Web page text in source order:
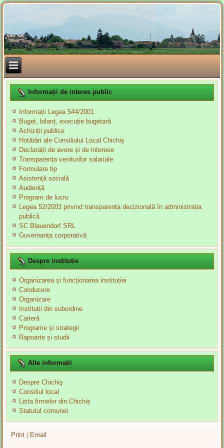
Informații de interes public
Informații Legea 544/2001
Buget, bilanț, execuție bugetară
Achiziții publice
Hotărâri ale Consiliului Local Chichiș
Declarații de avere și de interese
Transparența veniturilor salariale
Formulare tip
Asistență socială
Audiență
Program de lucru
Legea 52/2003 privind transparența decizională în administrația
publică
SC Blauendorf SRL
Guvernanța corporativă
Despre instituție
Organizarea și funcționarea instituției
Conducere
Organizare
Instituții din subordine
Carieră
Programe și strategii
Rapoarte și studii
Alte informații
Despre Chichiş
Consiliul local
Lista firmelor din Chichiș
Statutul comunei
Print | Email